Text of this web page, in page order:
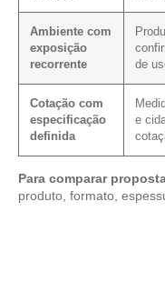
Ambiente com
exposição
recorrente
de
Cotação com
especificação
definida
e
Para comparar
produto, formato,